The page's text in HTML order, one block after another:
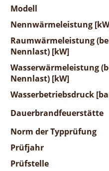
Modell
Nennwärmeleistung
Raumwärmeleistung
Nennlast) [kW]
Wasserwärmeleistung
Nennlast) [kW]
Wasserbetriebsdruck
Dauerbrandfeuerstätte
Norm der Typprüfung
Prüfjahr
Prüfstelle